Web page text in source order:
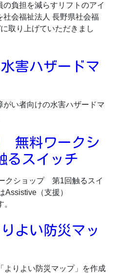
負担を減らすリフトのアイ
会福祉法人 長野県社会福
取り上げていただきまし
害ハザードマ
い者向けの水害ハザードマ
無料ワークシ
るスイッチ
クショップ 第1回触るスイ
Assistive（支援）
よい防災マッ
よりよい防災マップ」を作成